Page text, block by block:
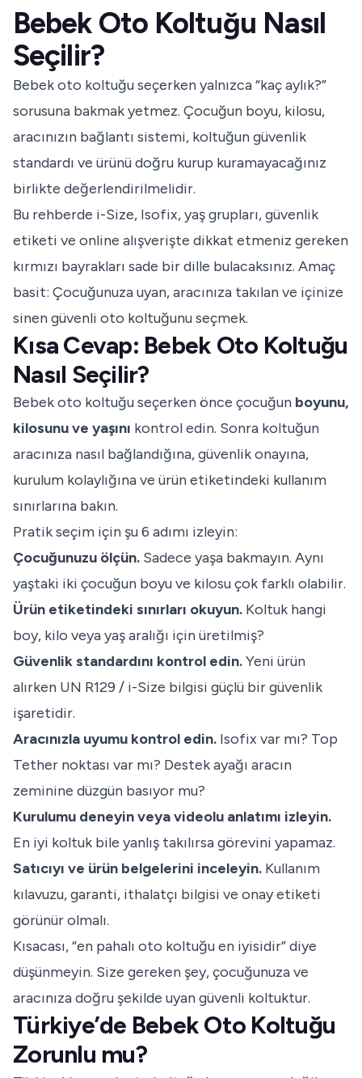
Bebek Oto Koltuğu Nasıl
Seçilir?
Bebek oto koltuğu seçerken yalnızca “kaç aylık?”
sorusuna bakmak yetmez. Çocuğun boyu, kilosu,
aracınızın bağlantı sistemi, koltuğun güvenlik
standardı ve ürünü doğru kurup kuramayacağınız
birlikte değerlendirilmelidir.
Bu rehberde i-Size, Isofix, yaş grupları, güvenlik
etiketi ve online alışverişte dikkat etmeniz gereken
kırmızı bayrakları sade bir dille bulacaksınız. Amaç
basit: Çocuğunuza uyan, aracınıza takılan ve içinize
sinen güvenli oto koltuğunu seçmek.
Kısa Cevap: Bebek Oto Koltuğu
Nasıl Seçilir?
Bebek oto koltuğu seçerken önce çocuğun boyunu,
kilosunu ve yaşını kontrol edin. Sonra koltuğun
aracınıza nasıl bağlandığına, güvenlik onayına,
kurulum kolaylığına ve ürün etiketindeki kullanım
sınırlarına bakın.
Pratik seçim için şu 6 adımı izleyin:
Çocuğunuzu ölçün. Sadece yaşa bakmayın. Aynı
yaştaki iki çocuğun boyu ve kilosu çok farklı olabilir.
Ürün etiketindeki sınırları okuyun. Koltuk hangi
boy, kilo veya yaş aralığı için üretilmiş?
Güvenlik standardını kontrol edin.Yeni ürün
alırken UN R129 / i-Size bilgisi güçlü bir güvenlik
işaretidir.
Aracınızla uyumu kontrol edin. Isofix var mı? Top
Tether noktası var mı? Destek ayağı aracın
zeminine düzgün basıyor mu?
Kurulumu deneyin veya videolu anlatımı izleyin.
En iyi koltuk bile yanlış takılırsa görevini yapamaz.
Satıcıyı ve ürün belgelerini inceleyin. Kullanım
kılavuzu, garanti, ithalatçı bilgisi ve onay etiketi
görünür olmalı.
Kısacası, “en pahalı oto koltuğu en iyisidir” diye
düşünmeyin. Size gereken şey, çocuğunuza ve
aracınıza doğru şekilde uyan güvenli koltuktur.
Türkiye’de Bebek Oto Koltuğu
Zorunlu mu?